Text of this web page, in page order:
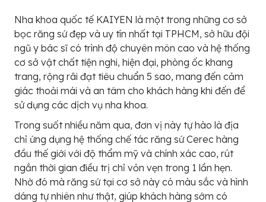
Nha khoa quốc tế KAIYEN là một trong những cơ sở
bọc răng sứ đẹp và uy tín nhất tại TPHCM, sở hữu đội
ngũ y bác sĩ có trình độ chuyên môn cao và hệ thống
cơ sở vật chất tiện nghi, hiện đại, phòng ốc khang
trang, rộng rãi đạt tiêu chuẩn 5 sao, mang đến cảm
giác thoải mái và an tâm cho khách hàng khi đến để
sử dụng các dịch vụ nha khoa.
Trong suốt nhiều năm qua, đơn vị này tự hào là địa
chỉ ứng dụng hệ thống chế tác răng sứ Cerec hàng
đầu thế giới với độ thẩm mỹ và chính xác cao, rút
ngắn thời gian điều trị chỉ vỏn vẹn trong 1 lần hẹn.
Nhờ đó mà răng sứ tại cơ sở này có màu sắc và hình
dáng tự nhiên như thật, giúp khách hàng sớm có